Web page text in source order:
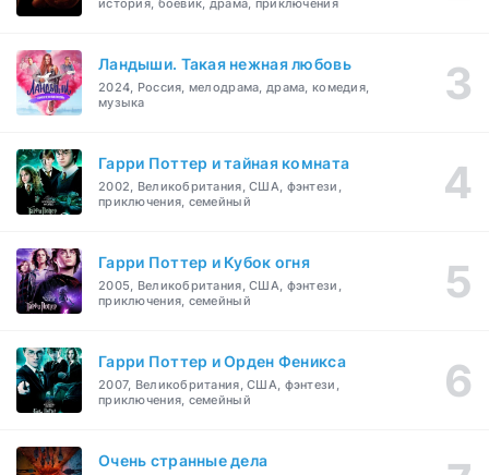
история, боевик, драма, приключения
Ландыши. Такая нежная любовь
2024, Россия, мелодрама, драма, комедия,
музыка
Гарри Поттер и тайная комната
2002, Великобритания, США, фэнтези,
приключения, семейный
Гарри Поттер и Кубок огня
2005, Великобритания, США, фэнтези,
приключения, семейный
Гарри Поттер и Орден Феникса
2007, Великобритания, США, фэнтези,
приключения, семейный
Очень странные дела